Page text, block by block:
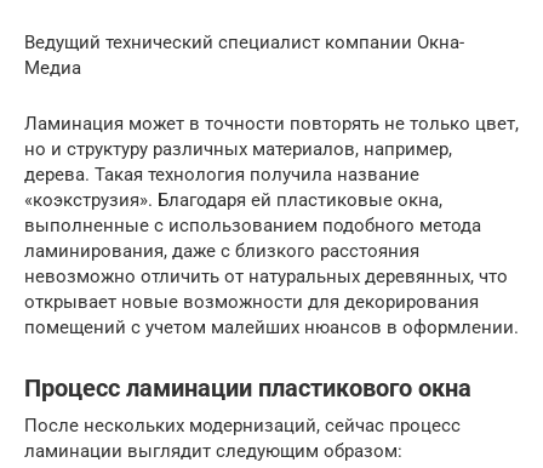
Ведущий технический специалист компании Окна-
Медиа
Ламинация может в точности повторять не только цвет,
но и структуру различных материалов, например,
дерева. Такая технология получила название
«коэкструзия». Благодаря ей пластиковые окна,
выполненные с использованием подобного метода
ламинирования, даже с близкого расстояния
невозможно отличить от натуральных деревянных, что
открывает новые возможности для декорирования
помещений с учетом малейших нюансов в оформлении.
Процесс ламинации пластикового окна
После нескольких модернизаций, сейчас процесс
ламинации выглядит следующим образом: